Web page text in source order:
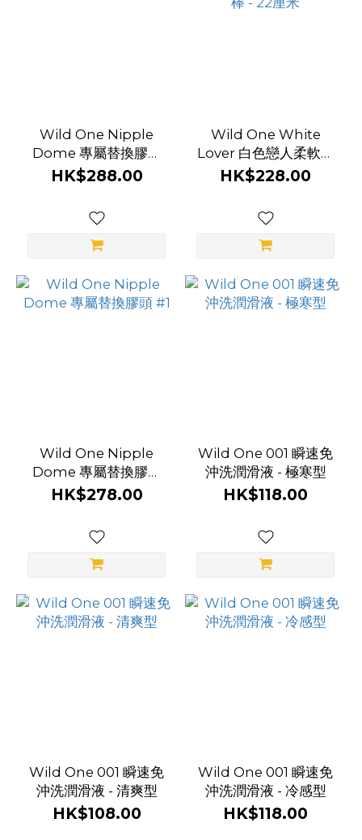
Wild One Nipple
Dome 專屬替換膠頭
#2
HK$288.00
Wild One White
Lover 白色戀人柔軟按
摩棒 - 22厘米
HK$228.00
Wild One Nipple
Dome 專屬替換膠頭
#1
HK$278.00
Wild One 001 瞬速免
沖洗潤滑液 - 極寒型
HK$118.00
Wild One 001 瞬速免
沖洗潤滑液 - 清爽型
HK$108.00
Wild One 001 瞬速免
沖洗潤滑液 - 冷感型
HK$118.00